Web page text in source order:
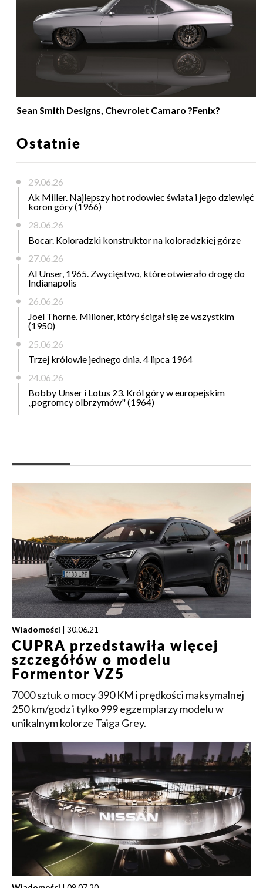
Sean Smith Designs, Chevrolet Camaro ?Fenix?
Ostatnie
29.06.26
Ak Miller. Najlepszy hot rodowiec świata i jego dziewięć
koron góry (1966)
28.06.26
Bocar. Koloradzki konstruktor na koloradzkiej górze
27.06.26
Al Unser, 1965. Zwycięstwo, które otwierało drogę do
Indianapolis
26.06.26
Joel Thorne. Milioner, który ścigał się ze wszystkim
(1950)
25.06.26
Trzej królowie jednego dnia. 4 lipca 1964
24.06.26
Bobby Unser i Lotus 23. Król góry w europejskim
„pogromcy olbrzymów" (1964)
Wiadomości | 30.06.21
CUPRA przedstawiła więcej
szczegółów o modelu
Formentor VZ5
7000 sztuk o mocy 390 KM i prędkości maksymalnej
250 km/godz i tylko 999 egzemplarzy modelu w
unikalnym kolorze Taiga Grey.